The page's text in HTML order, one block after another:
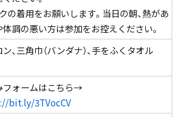
の着用をお願いします。当日の朝、熱があ
体調の悪い方は参加をお控えください。
、三角巾（バンダナ）、手をふくタオル
フォームはこちら→
bit.ly/3TVocCV